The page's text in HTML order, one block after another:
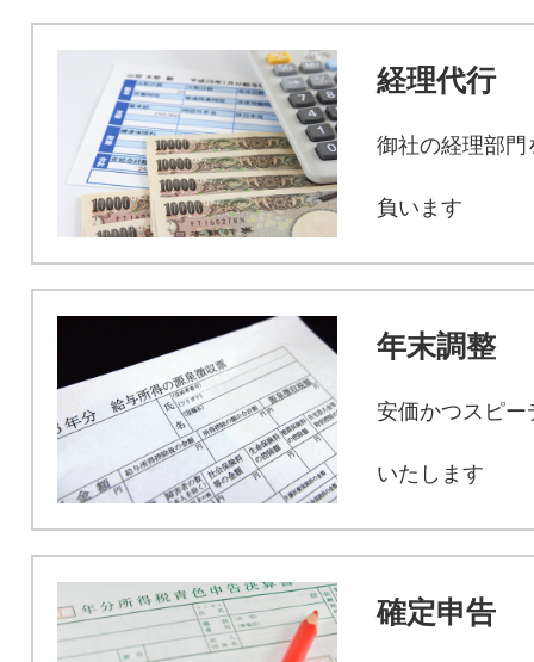
経理代行
御社の経理部門
負います
年末調整
安価かつスピー
いたします
確定申告